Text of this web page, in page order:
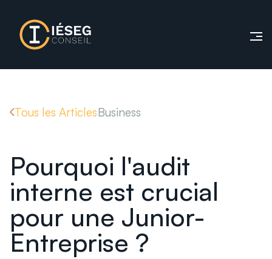
Tous les ArticlesBusiness
Pourquoi l'audit
interne est crucial
pour une Junior-
Entreprise ?